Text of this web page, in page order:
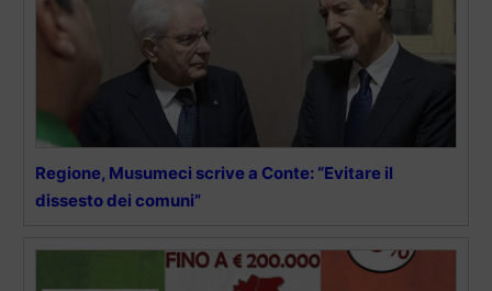
Regione, Musumeci scrive a Conte: “Evitare il
dissesto dei comuni”